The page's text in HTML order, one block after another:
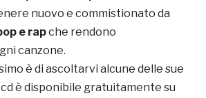
nuovo e commistionato da
e rapche rendono
canzone.
è di ascoltarvi alcune delle sue
cd è disponibile gratuitamente su